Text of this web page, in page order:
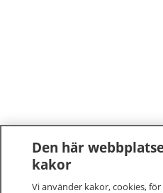
Den här
kakor
Vi använder kakor, cookies,